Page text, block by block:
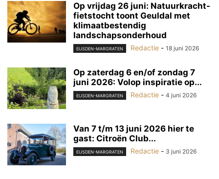
Op vrijdag 26 juni: Natuurkracht-
fietstocht toont Geuldal met
klimaatbestendig
landschapsonderhoud
EIJSDEN-MARGRATEN Redactie - 18 juni 2026
Op zaterdag 6 en/of zondag 7
juni 2026: Volop inspiratie op...
EIJSDEN-MARGRATEN Redactie - 4 juni 2026
Van 7 t/m 13 juni 2026 hier te
gast: Citroën Club...
EIJSDEN-MARGRATEN Redactie - 3 juni 2026